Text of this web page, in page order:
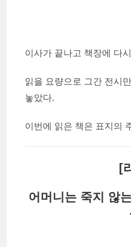
이사가 끝나고 책장에 다
읽을 요량으로 그간 전시
놓았다.
이번에 읽은 책은 표지의
[
어머니는 죽지 않